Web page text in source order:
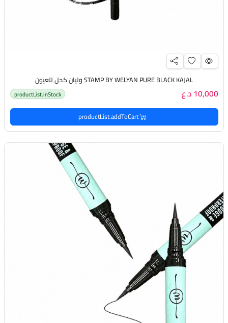
STAMP BY WELYAN PURE BLACK KAJAL وليان كحل للعيون
10,000 د.ع productList.inStock
productList.addToCart